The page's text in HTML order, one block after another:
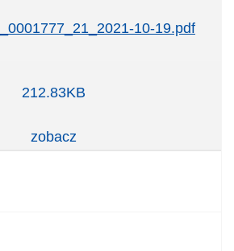
10-19.pdf
212.83KB
zobacz